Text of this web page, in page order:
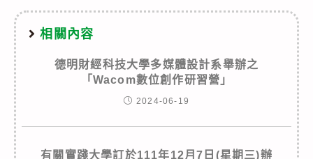
相關內容
德明財經科技大學多媒體設計系舉辦之
「Wacom數位創作研習營」
2024-06-19
有關實踐大學訂於111年12月7日(星期三)辦